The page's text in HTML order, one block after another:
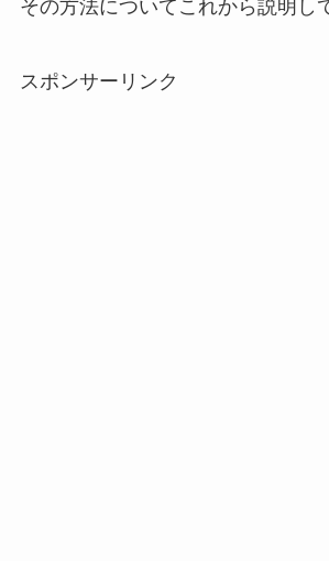
その方法についてこれから説明し
スポンサーリンク